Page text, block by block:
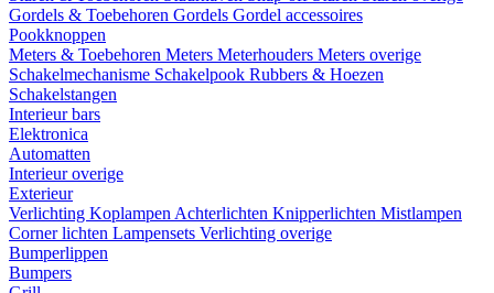
Gordels & Toebehoren Gordels Gordel accessoires
Pookknoppen
Meters & Toebehoren Meters Meterhouders Meters overige
Schakelmechanisme Schakelpook Rubbers & Hoezen
Schakelstangen
Interieur bars
Elektronica
Automatten
Interieur overige
Exterieur
Verlichting Koplampen Achterlichten Knipperlichten Mistlampen
Corner lichten Lampensets Verlichting overige
Bumperlippen
Bumpers